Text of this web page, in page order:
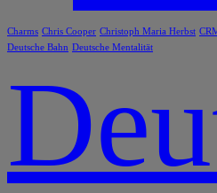
Charms Chris Cooper Christoph Maria Herbst
Deutsche Bahn Deutsche Mentalität